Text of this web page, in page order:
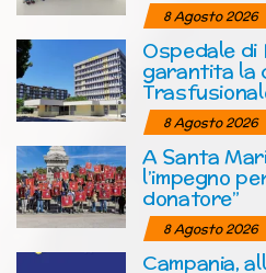
8 Agosto 2026
Ospedale
garantita la
8 Agosto 2026
A Santa
l’impegno
donatore”
8 Agosto 2026
Campania,